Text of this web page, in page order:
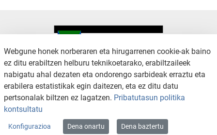
KONTAKTUA
LEGE OHARRA
SALAKETA KANALA
PRIBATUTASUN POLITIKA
Webgune honek norberaren eta hirugarrenen cookie-ak baino
ez ditu erabiltzen helburu teknikoetarako, erabiltzaileek
nabigatu ahal dezaten eta ondorengo sarbideak erraztu eta
erabilera estatistikak egin daitezen, eta ez ditu datu
pertsonalak biltzen ez lagatzen. Pribatutasun politika
kontsultatu
Konfigurazioa Dena onartu Dena baztertu